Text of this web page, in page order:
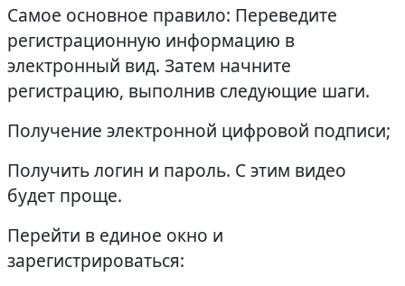
Самое основное правило: Переведите
регистрационную информацию в
электронный вид. Затем начните
регистрацию, выполнив следующие шаги.
Получение электронной цифровой подписи;
Получить логин и пароль. С этим видео
будет проще.
Перейти в единое окно и
зарегистрироваться: